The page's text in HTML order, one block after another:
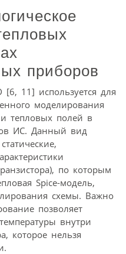
приборов
[6, 11] используется для
моделирования
и тепловых полей в
ИС. Данный вид
по которым
Spice-модель,
схемы. Важно
позволяет
внутри
которое нельзя